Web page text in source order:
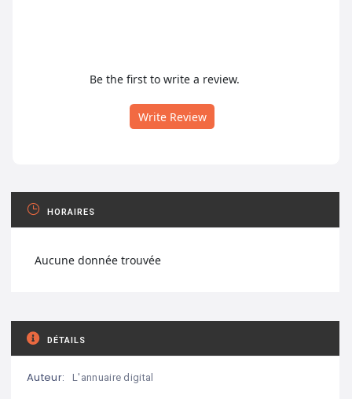
Be the first to write a review.
Write Review
HORAIRES
Aucune donnée trouvée
DÉTAILS
Auteur: L'annuaire digital